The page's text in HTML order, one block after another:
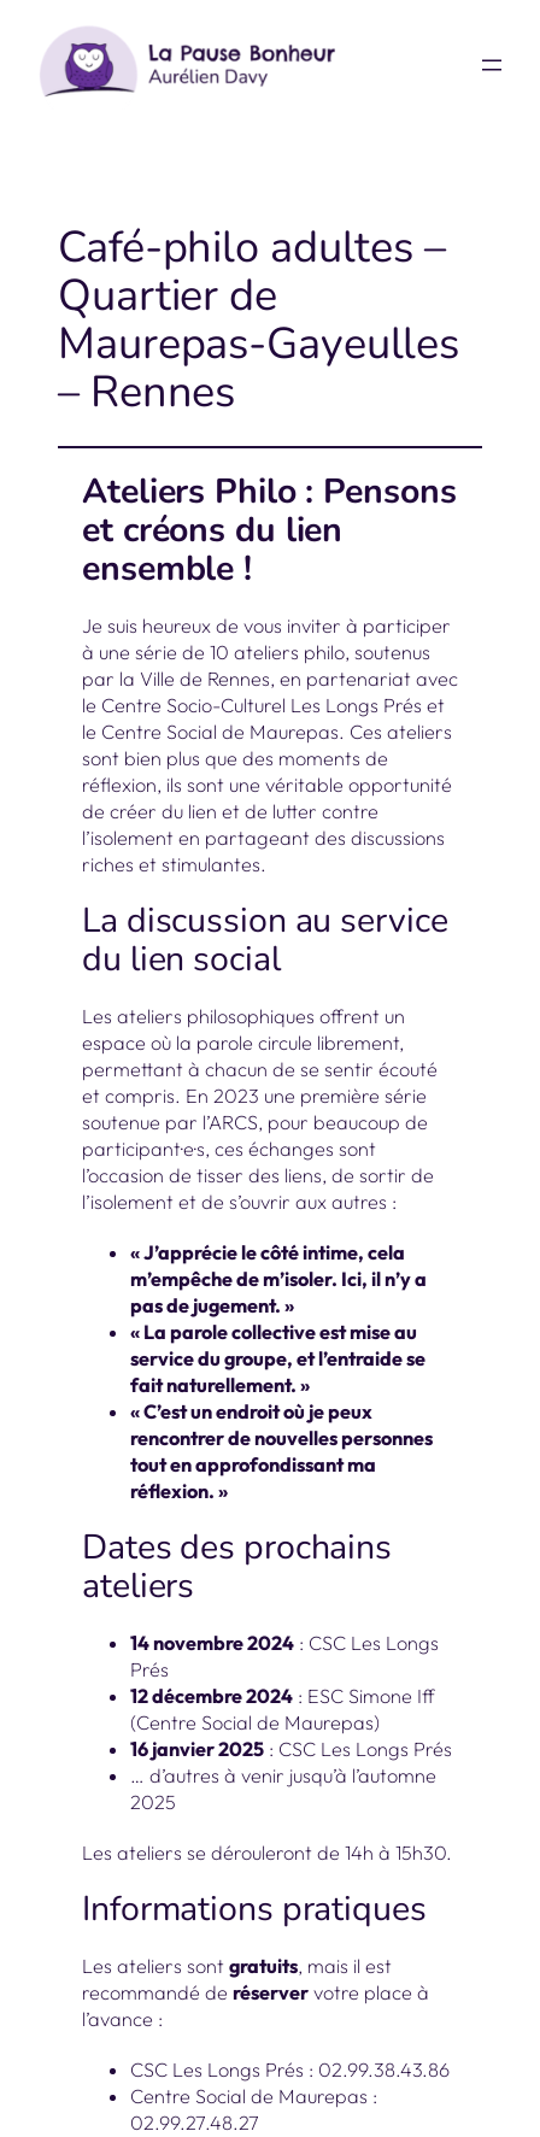
contenu
Café-philo adultes –
Quartier de
Maurepas-Gayeulles
– Rennes
Ateliers Philo : Pensons
et créons du lien
ensemble !
Je suis heureux de vous inviter à participer
à une série de 10 ateliers philo, soutenus
par la Ville de Rennes, en partenariat avec
le Centre Socio-Culturel Les Longs Prés et
le Centre Social de Maurepas. Ces ateliers
sont bien plus que des moments de
réflexion, ils sont une véritable opportunité
de créer du lien et de lutter contre
l’isolement en partageant des discussions
riches et stimulantes.
La discussion au service
du lien social
Les ateliers philosophiques offrent un
espace où la parole circule librement,
permettant à chacun de se sentir écouté
et compris. En 2023 une première série
soutenue par l’ARCS, pour beaucoup de
participant·e·s, ces échanges sont
l’occasion de tisser des liens, de sortir de
l’isolement et de s’ouvrir aux autres :
« J’apprécie le côté intime, cela
m’empêche de m’isoler. Ici, il n’y a
pas de jugement. »
« La parole collective est mise au
service du groupe, et l’entraide se
fait naturellement. »
« C’est un endroit où je peux
rencontrer de nouvelles personnes
tout en approfondissant ma
réflexion. »
Dates des prochains
ateliers
14 novembre 2024 : CSC Les Longs
Prés
12 décembre 2024 : ESC Simone Iff
(Centre Social de Maurepas)
16 janvier 2025 : CSC Les Longs Prés
… d’autres à venir jusqu’à l’automne
2025
Les ateliers se dérouleront de 14h à 15h30.
Informations pratiques
Les ateliers sont gratuits, mais il est
recommandé de réserver votre place à
l’avance :
CSC Les Longs Prés : 02.99.38.43.86
Centre Social de Maurepas :
02.99.27.48.27